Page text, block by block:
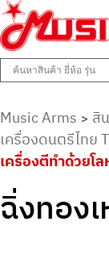
Music
ศูนย์รวมครื่องดน
Music Arms > สิ
เครื่องดนตรีไทย
เครื่องตีทำด้วยโล
ฉิ่งทอง